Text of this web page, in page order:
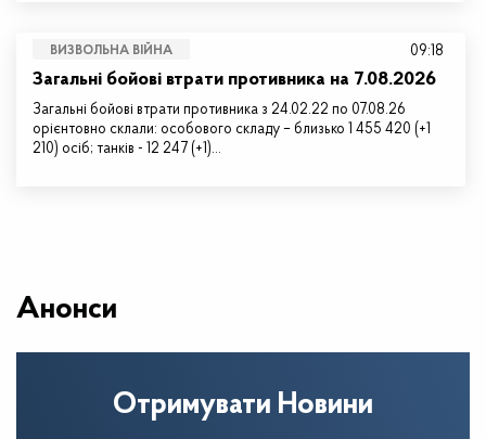
ВИЗВОЛЬНА ВІЙНА
Загальні бойові втрати противника на 7.08.2026
Загальні бойові втрати противника з 24.02.22 по 07.08.26
орієнтовно склали: особового складу – близько 1 455 420 (+1
210) осіб; танків - 12 247 (+1)…
09:18
Анонси
Отримувати Новини